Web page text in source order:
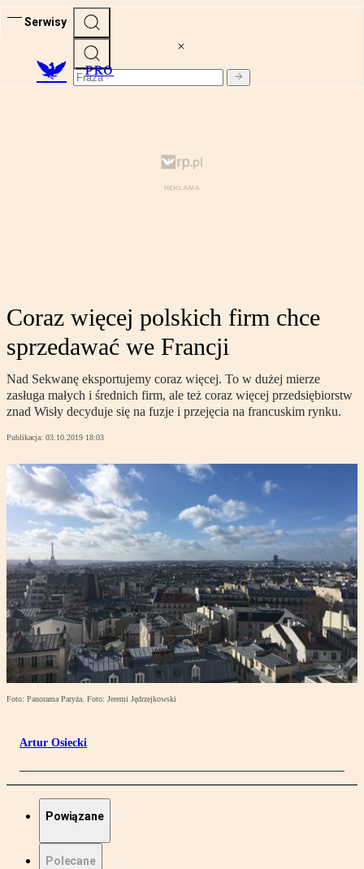
Serwisy
PRO
Coraz więcej polskich firm chce
sprzedawać we Francji
Nad Sekwanę eksportujemy coraz więcej. To w dużej mierze
zasługa małych i średnich firm, ale też coraz więcej przedsiębiorstw
znad Wisły decyduje się na fuzje i przejęcia na francuskim rynku.
Publikacja: 03.10.2019 18:03
Foto: Panorama Paryża. Foto: Jeremi Jędrzejkowski
Artur Osiecki
Powiązane
Polecane